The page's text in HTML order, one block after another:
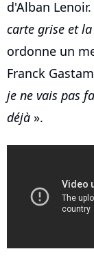
d'Alban Lenoir.
carte grise et
ordonne un
Franck
je ne vais pas
déjà ».